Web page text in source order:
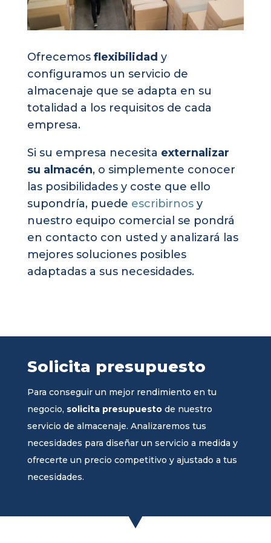
Ofrecemos flexibilidad y
configuramos un servicio de
almacenaje que se adapta en su
totalidad a los requisitos de cada
empresa.
Si su empresa necesita externalizar
su almacén, o simplemente conocer
las posibilidades y coste que ello
supondría, puede escribirnosy
nuestro equipo comercial se pondrá
en contacto con usted y analizará las
mejores soluciones posibles
adaptadas a sus necesidades.
Solicita presupuesto
Para conseguir un mejor rendimiento en tu
negocio, solicita presupuestode nuestro
servicio de almacenaje. Analizaremos tus
necesidades para diseñar un servicio a medida y
ofrecerte un precio competitivo y ajustado a tus
necesidades.